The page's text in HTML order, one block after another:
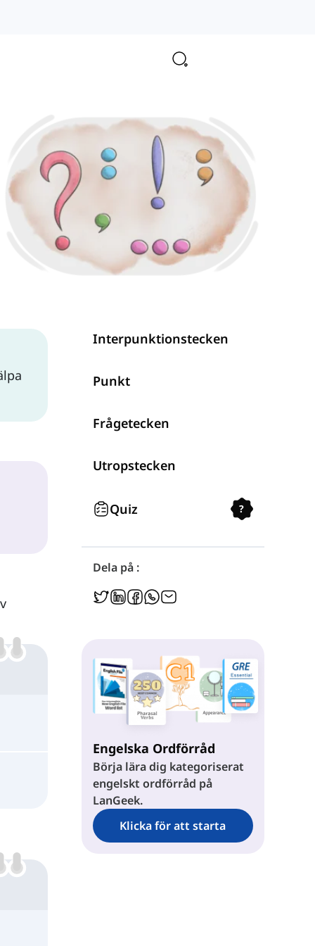
Interpunktionstecken
Punkt
Frågetecken
Utropstecken
Quiz ?
Dela på :
Engelska Ordförråd
Börja lära dig kategoriserat
engelskt ordförråd på
LanGeek.
Klicka för att starta